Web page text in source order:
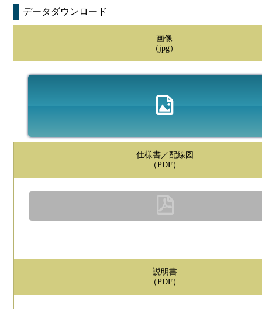
データダウンロード
画像
（jpg）
仕様書／配線図
（PDF）
説明書
（PDF）